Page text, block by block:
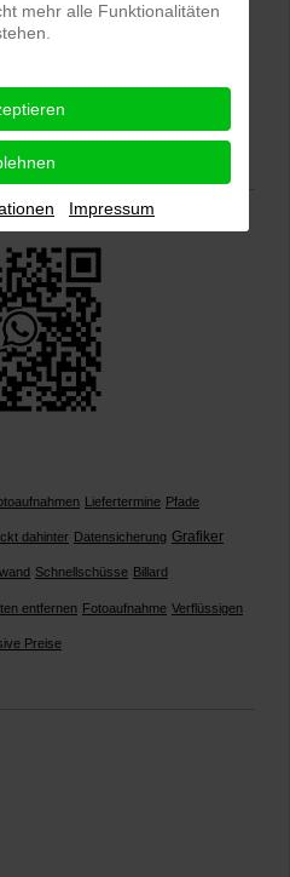
Liefertermine Pfade
dahinter Datensicherung Grafiker
Schnellschüsse Billard
entfernen Fotoaufnahme Verflüssigen
Preise
mehr alle Funktionalitäten
Impressum